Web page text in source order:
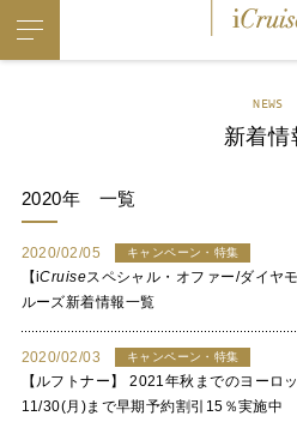
NEWS
新着情
2020年 一覧
2020/02/05 キャンペーン・特集
【iCruiseスペシャル・オファー/ダイヤ
ルーズ新着情報一覧
2020/02/03 キャンペーン・特集
【ルフトナー】 2021年秋までのヨーロ
11/30(月)まで早期予約割引15％実施中